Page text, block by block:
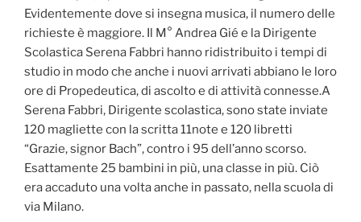
Evidentemente dove si insegna musica, il numero delle
richieste è maggiore. Il M° Andrea Gié e la Dirigente
Scolastica Serena Fabbri hanno ridistribuito i tempi di
studio in modo che anche i nuovi arrivati abbiano le loro
ore di Propedeutica, di ascolto e di attività connesse.A
Serena Fabbri, Dirigente scolastica, sono state inviate
120 magliette con la scritta 11note e 120 libretti
“Grazie, signor Bach”, contro i 95 dell’anno scorso.
Esattamente 25 bambini in più, una classe in più. Ciò
era accaduto una volta anche in passato, nella scuola di
via Milano.